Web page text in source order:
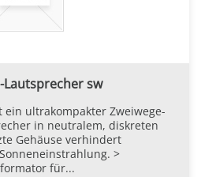
Lautsprecher sw
ein ultrakompakter Zweiwege-
in neutralem, diskreten
Gehäuse verhindert
>
für...